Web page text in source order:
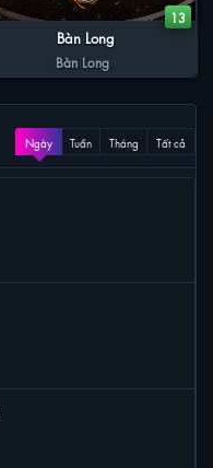
13
Bàn Long
Bàn Long
Ngày Tuần Tháng Tất cả